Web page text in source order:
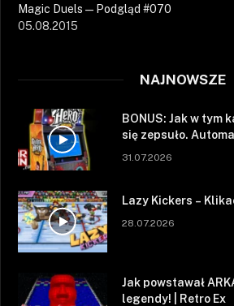
Magic Duels — Podgląd #070
05.08.2015
NAJNOWSZE
BONUS: Jak w tym
się zepsuło.
31.07.2026
Lazy Kickers –
28.07.2026
Jak powstawał
legendy! | Retro Ex